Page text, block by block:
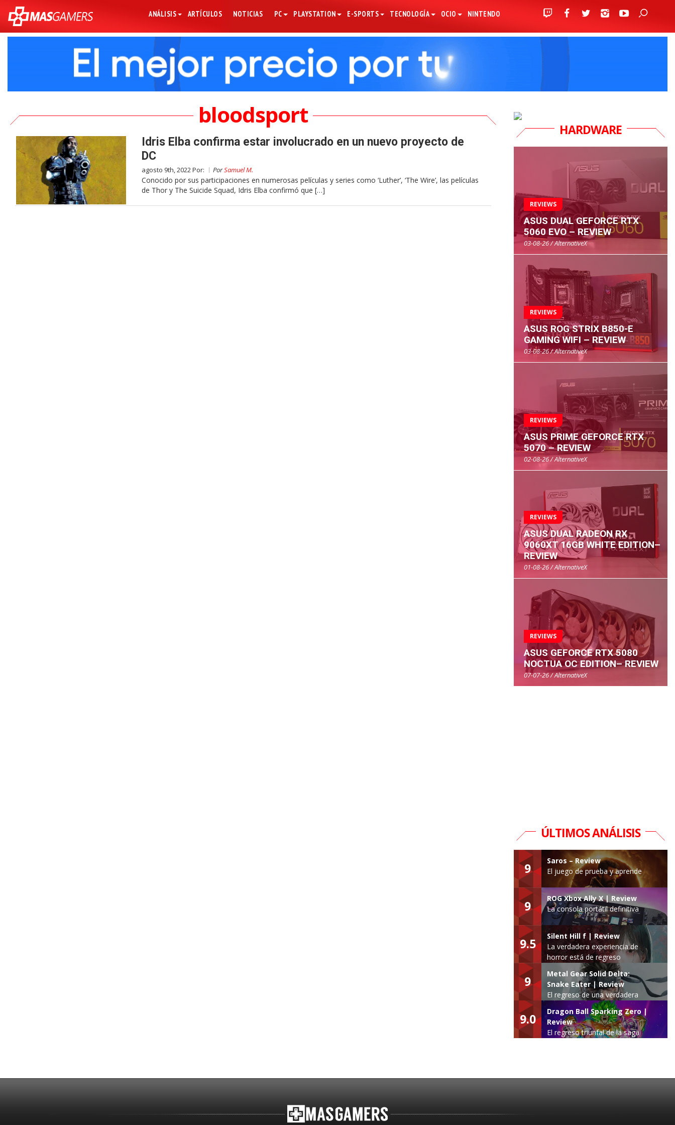
ANÁLISIS ARTÍCULOS NOTICIAS PC PLAYSTATION E-SPORTS TECNOLOGÍA OCIO NINTENDO
bloodsport
Idris Elba confirma estar involucrado en un nuevo proyecto de
DC
agosto 9th, 2022 Por: PorSamuel M.
Conocido por sus participaciones en numerosas películas y series como ‘Luther’, ‘The Wire’, las películas
de Thor y The Suicide Squad, Idris Elba confirmó que […]
HARDWARE
REVIEWS
ASUS DUAL GEFORCE RTX
5060 EVO – REVIEW
03-08-26 / AlternativeX
REVIEWS
ASUS ROG STRIX B850-E
GAMING WIFI – REVIEW
03-08-26 / AlternativeX
REVIEWS
ASUS PRIME GEFORCE RTX
5070 – REVIEW
02-08-26 / AlternativeX
REVIEWS
ASUS DUAL RADEON RX
9060XT 16GB WHITE EDITION–
REVIEW
01-08-26 / AlternativeX
REVIEWS
ASUS GEFORCE RTX 5080
NOCTUA OC EDITION– REVIEW
07-07-26 / AlternativeX
ÚLTIMOS ANÁLISIS
9
Saros – Review
El juego de prueba y aprende
9
ROG Xbox Ally X | Review
La consola portátil definitiva
9.5
Silent Hill f | Review
La verdadera experiencia de
horror está de regreso
9
Metal Gear Solid Delta:
Snake Eater | Review
El regreso de una verdadera
leyenda
9.0
Dragon Ball Sparking Zero |
Review
El regreso triunfal de la saga